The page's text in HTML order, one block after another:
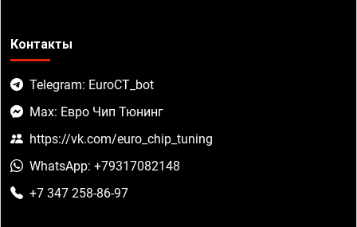
Контакты
Telegram: EuroCT_bot
Max: Евро Чип Тюнинг
https://vk.com/euro_chip_tuning
WhatsApp: +79317082148
+7 347 258-86-97